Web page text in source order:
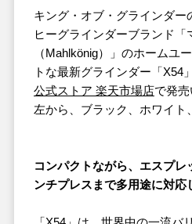
キング・オブ・グラインダー
ヒーグラインダーブランド「
（Mahlkönig）」のホームユ
トな最新グラインダー「X54
公式ストア 楽天市場店で発
左から、ブラック、ホワイト
コンパクトながら、エスプレ
ンチプレスまで多用途に対応